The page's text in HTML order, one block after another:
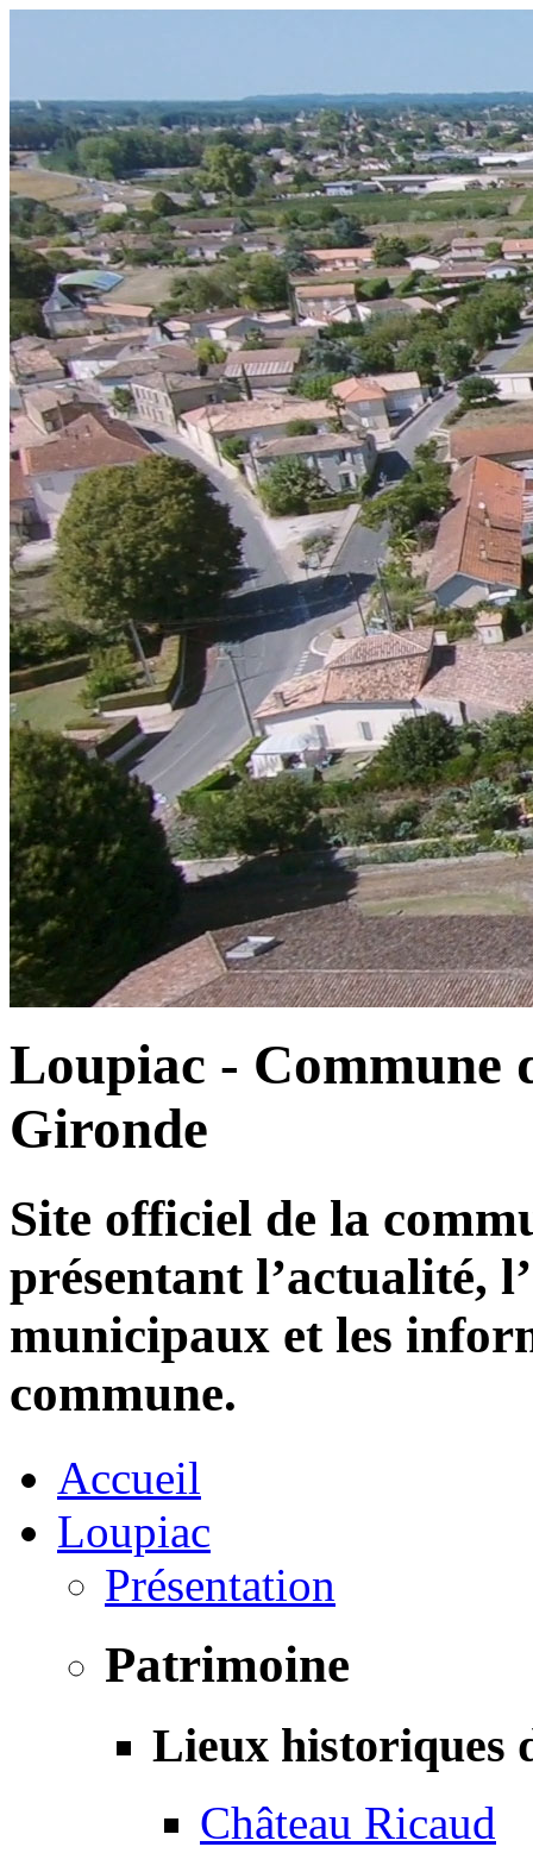
Loupiac - Commune
Gironde
Site officiel de la
présentant l’actualité,
municipaux et les
commune.
Accueil
Loupiac
Présentation
Patrimoine
Lieux historiques
Château Ricaud